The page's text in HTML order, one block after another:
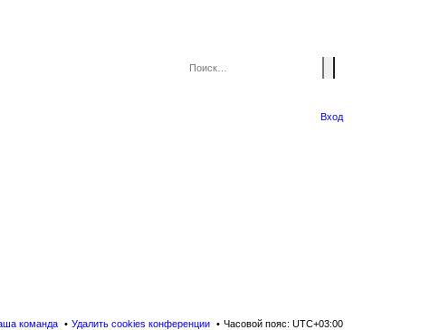
Вход
Часовой пояс: UTC+03:00
Удалить cookies конференции
команда